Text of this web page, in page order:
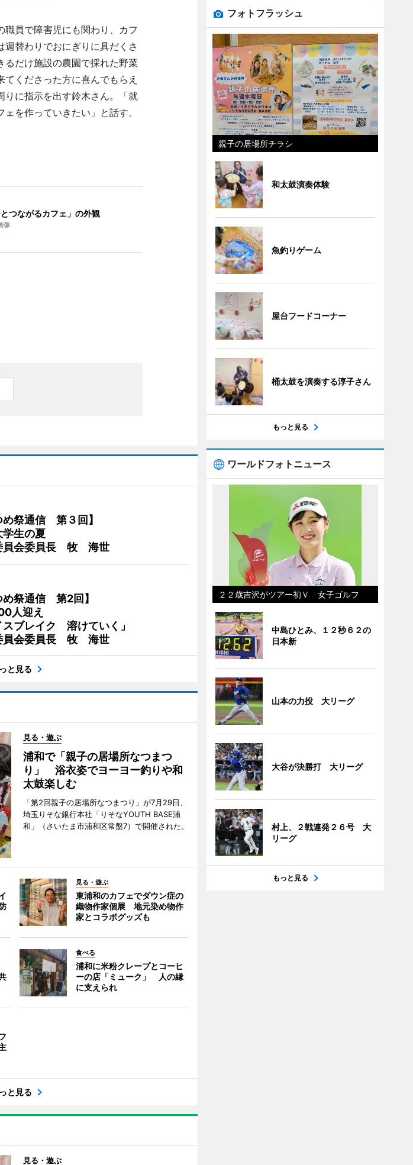
員で障害児にも関わり、カフ
替わりでおにぎりに具だくさ
るだけ施設の農園で採れた野菜
くださった方に喜んでもらえ
りに指示を出す鈴木さん。「就
を作っていきたい」と話す。
とつながるカフェ」の外観
像
め祭通信 第３回】
学生の夏
員会委員長 牧 海世
め祭通信 第2回】
人迎え
ブレイク 溶けていく」
員会委員長 牧 海世
と見る
見る・遊ぶ
浦和で「親子の居場所なつまつ
り」 浴衣姿でヨーヨー釣りや和
太鼓楽しむ
「第2回親子の居場所なつまつり」が7月29日、
埼玉りそな銀行本社「りそなYOUTH BASE浦
和」（さいたま市浦和区常盤7）で開催された。
見る・遊ぶ
東浦和のカフェでダウン症の
織物作家個展 地元染め物作
家とコラボグッズも
食べる
浦和に米粉クレープとコーヒ
ーの店「ミューク」 人の縁
に支えられ
と見る
見る・遊ぶ
フォトフラッシュ
親子の居場所チラシ
和太鼓演奏体験
魚釣りゲーム
屋台フードコーナー
桶太鼓を演奏する淳子さん
もっと見る
ワールドフォトニュース
２２歳吉沢がツアー初Ｖ 女子ゴルフ
中島ひとみ、１２秒６２の
日本新
山本の力投 大リーグ
大谷が決勝打 大リーグ
村上、２戦連発２６号 大
リーグ
もっと見る